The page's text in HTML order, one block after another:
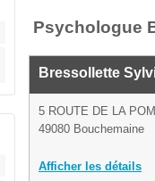
Psychologue
Bressollette
5 ROUTE DE LA
49080 Bouchemaine
Afficher les détails